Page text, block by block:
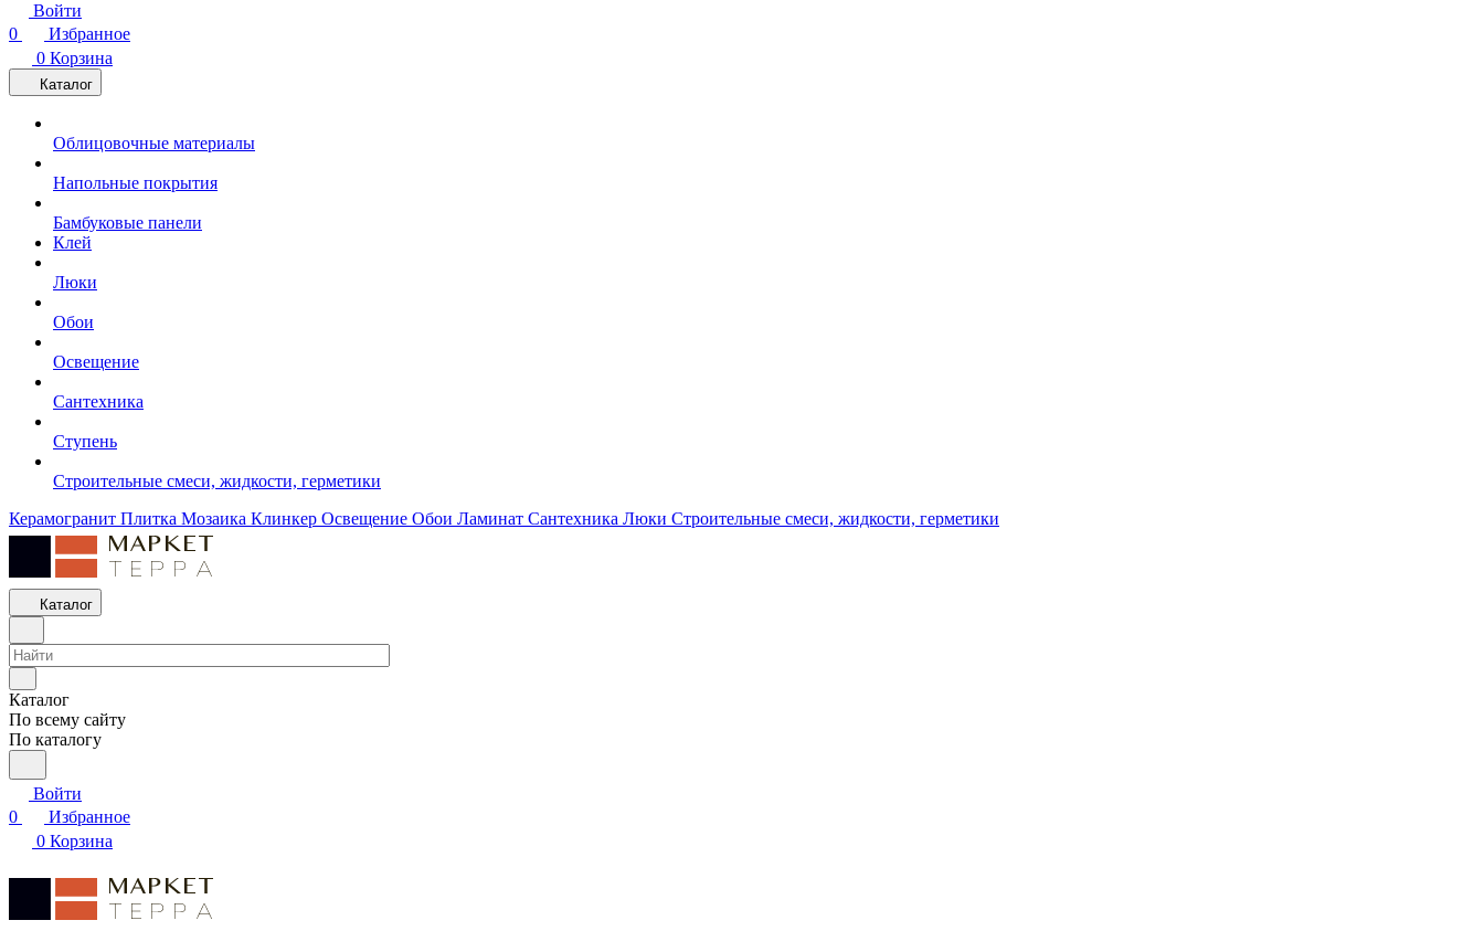
Войти
0
Избранное
0 Корзина
Каталог
Облицовочные материалы
Напольные покрытия
Бамбуковые панели
Клей
Люки
Обои
Освещение
Сантехника
Ступень
Строительные смеси, жидкости, герметики
Керамогранит Плитка Мозаика Клинкер Освещение Обои Ламинат Сантехника Люки Строительные смеси, жидкости, герметики
Каталог
Каталог
По всему сайту
По каталогу
Войти
0
Избранное
0 Корзина